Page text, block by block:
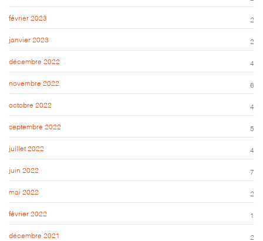
février 2023 2
janvier 2023 2
décembre 2022 4
novembre 2022 6
octobre 2022 4
septembre 2022 5
juillet 2022 4
juin 2022 7
mai 2022 2
février 2022 1
décembre 2021 2